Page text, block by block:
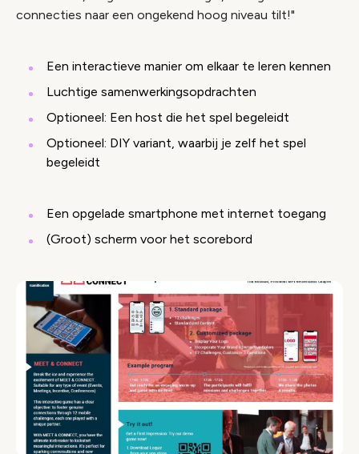
connecties naar een ongekend hoog niveau tilt!"
Een interactieve manier om elkaar te leren kennen
Luchtige samenwerkingsopdrachten
Optioneel: Een host die het spel begeleidt
Optioneel: DIY variant, waarbij je zelf het spel
begeleidt
Een opgelade smartphone met internet toegang
(Groot) scherm voor het scorebord